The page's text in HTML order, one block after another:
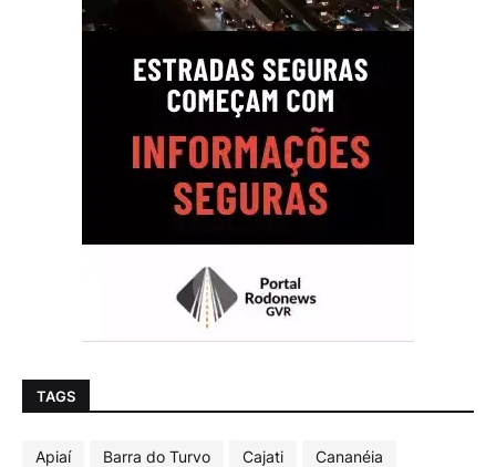
TAGS
Apiaí Barra do Turvo Cajati
Cananéia